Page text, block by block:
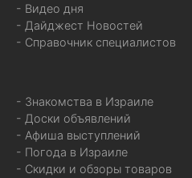
- Видео дня
- Дайджест Новостей
- Справочник специалистов
- Знакомства в Израиле
- Доски объявлений
- Афиша выступлений
- Погода в Израиле
- Скидки и обзоры товаров